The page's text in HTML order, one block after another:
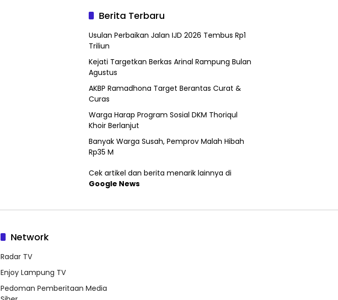
Berita Terbaru
Usulan Perbaikan Jalan IJD 2026 Tembus Rp1
Triliun
Kejati Targetkan Berkas Arinal Rampung Bulan
Agustus
AKBP Ramadhona Target Berantas Curat &
Curas
Warga Harap Program Sosial DKM Thoriqul
Khoir Berlanjut
Banyak Warga Susah, Pemprov Malah Hibah
Rp35 M
Cek artikel dan berita menarik lainnya di
Google News
Network
Radar TV
Enjoy Lampung TV
Pedoman Pemberitaan Media